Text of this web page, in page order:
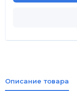
Описание товара